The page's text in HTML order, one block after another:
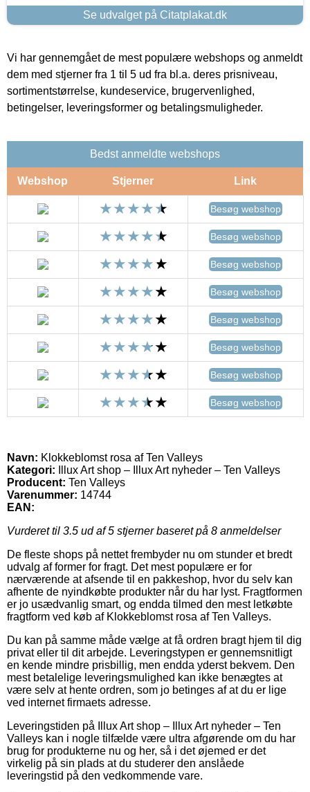
Se udvalget på Citatplakat.dk
Vi har gennemgået de mest populære webshops og anmeldt
dem med stjerner fra 1 til 5 ud fra bl.a. deres prisniveau,
sortimentstørrelse, kundeservice, brugervenlighed,
betingelser, leveringsformer og betalingsmuligheder.
Bedst anmeldte webshops
Webshop Stjerner Link
Besøg webshop
Besøg webshop
Besøg webshop
Besøg webshop
Besøg webshop
Besøg webshop
Besøg webshop
Besøg webshop
Navn: Klokkeblomst rosa af Ten Valleys
Kategori: Illux Art shop – Illux Art nyheder – Ten Valleys
Producent: Ten Valleys
Varenummer: 14744
EAN:
Vurderet til 3.5 ud af 5 stjerner baseret på 8 anmeldelser
De fleste shops på nettet frembyder nu om stunder et bredt
udvalg af former for fragt. Det mest populære er for
nærværende at afsende til en pakkeshop, hvor du selv kan
afhente de nyindkøbte produkter når du har lyst. Fragtformen
er jo usædvanlig smart, og endda tilmed den mest letkøbte
fragtform ved køb af Klokkeblomst rosa af Ten Valleys.
Du kan på samme måde vælge at få ordren bragt hjem til dig
privat eller til dit arbejde. Leveringstypen er gennemsnitligt
en kende mindre prisbillig, men endda yderst bekvem. Den
mest betalelige leveringsmulighed kan ikke benægtes at
være selv at hente ordren, som jo betinges af at du er lige
ved internet firmaets adresse.
Leveringstiden på Illux Art shop – Illux Art nyheder – Ten
Valleys kan i nogle tilfælde være ultra afgørende om du har
brug for produkterne nu og her, så i det øjemed er det
virkelig på sin plads at du studerer den anslåede
leveringstid på den vedkommende vare.